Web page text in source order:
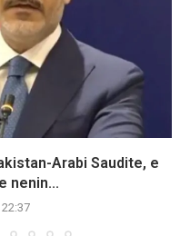
Arabi Saudite, e
nenin...